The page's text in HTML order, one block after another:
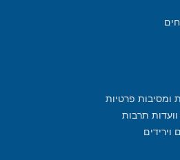
ומסיבות פרטיות
תרבות